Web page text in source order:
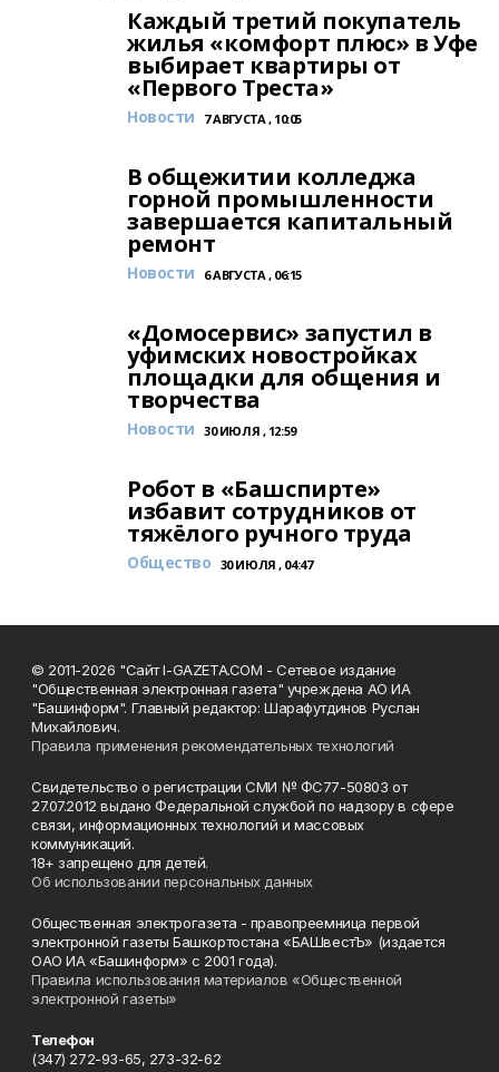
Каждый третий покупатель
жилья «комфорт плюс» в Уфе
выбирает квартиры от
«Первого Треста»
Новости 7 АВГУСТА , 10:05
В общежитии колледжа
горной промышленности
завершается капитальный
ремонт
Новости 6 АВГУСТА , 06:15
«Домосервис» запустил в
уфимских новостройках
площадки для общения и
творчества
Новости 30 ИЮЛЯ , 12:59
Робот в «Башспирте»
избавит сотрудников от
тяжёлого ручного труда
Общество 30 ИЮЛЯ , 04:47
© 2011-2026 "Сайт I-GAZETA.COM - Сетевое издание
"Общественная электронная газета" учреждена АО ИА
"Башинформ". Главный редактор: Шарафутдинов Руслан
Михайлович.
Правила применения рекомендательных технологий
Свидетельство о регистрации СМИ № ФС77-50803 от
27.07.2012 выдано Федеральной службой по надзору в сфере
связи, информационных технологий и массовых
коммуникаций.
18+ запрещено для детей.
Об использовании персональных данных
Общественная электрогазета - правопреемница первой
электронной газеты Башкортостана «БАШвестЪ» (издается
ОАО ИА «Башинформ» с 2001 года).
Правила использования материалов «Общественной
электронной газеты»
Телефон
(347) 272-93-65, 273-32-62